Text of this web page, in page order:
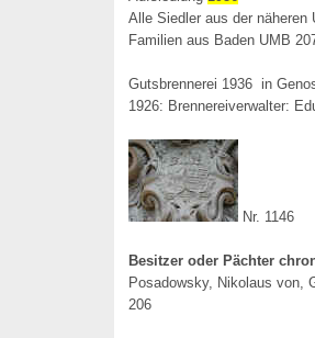
Alle Siedler aus der näheren
Familien aus Baden UMB
Gutsbrennerei 1936 in
1926: Brennereiverwalter:
Nr. 1146
Besitzer oder Pächter
Posadowsky, Nikolaus von,
206